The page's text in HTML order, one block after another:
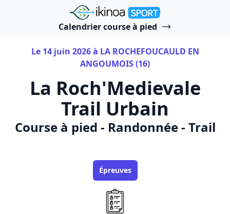
"Ikinoa Sport"
Calendrier course à pied
Le 14 juin 2026 à LA ROCHEFOUCAULD EN
ANGOUMOIS (16)
La Roch'Medievale
Trail Urbain
Course à pied - Randonnée - Trail
Épreuves